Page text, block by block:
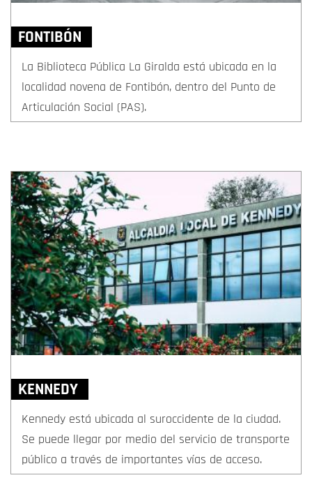
FONTIBÓN
La Biblioteca Pública La Giralda está ubicada en la
localidad novena de Fontibón, dentro del Punto de
Articulación Social (PAS).
KENNEDY
Kennedy está ubicada al suroccidente de la ciudad.
Se puede llegar por medio del servicio de transporte
público a través de importantes vías de acceso.